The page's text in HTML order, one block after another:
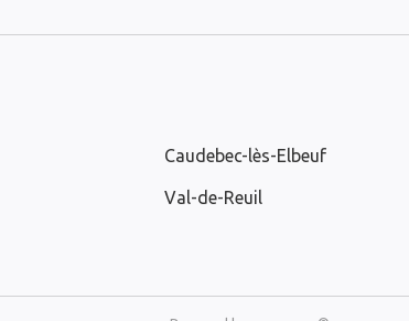
Caudebec-lès-Elbeuf
Val-de-Reuil